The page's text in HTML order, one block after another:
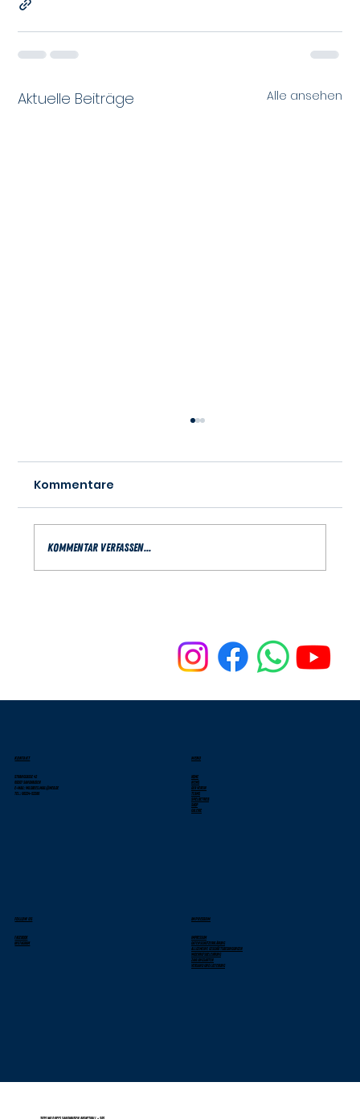
Aktuelle Beiträge Alle ansehen
Kommentare
Kommentar verfassen...
KONTAKT
Stranggasse 42
69207 Sandhausen
E-Mail: wildbees.mail@web.de
Tel.: 06224-52286
MENU
Home
News
Der Verein
Teams
Spielbetrieb
Shop
Galerie
FOLLOW US
Facebook
Instagram
IMPRESSUM
Impressum
Datenschutzerklärung
Allgemeine Geschäftsbedingungen
Widerrufsbelehrung
Zahlungsarten
Versand und Lieferung
2025 Wild Bees Sandhausen Basketball - SPS